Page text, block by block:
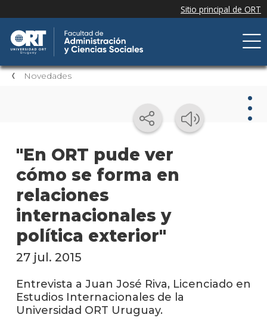
Novedades
"En ORT pude ver
cómo se forma en
relaciones
internacionales y
política exterior"
27 jul. 2015
Entrevista a Juan José Riva, Licenciado en
Estudios Internacionales de la
Universidad ORT Uruguay.